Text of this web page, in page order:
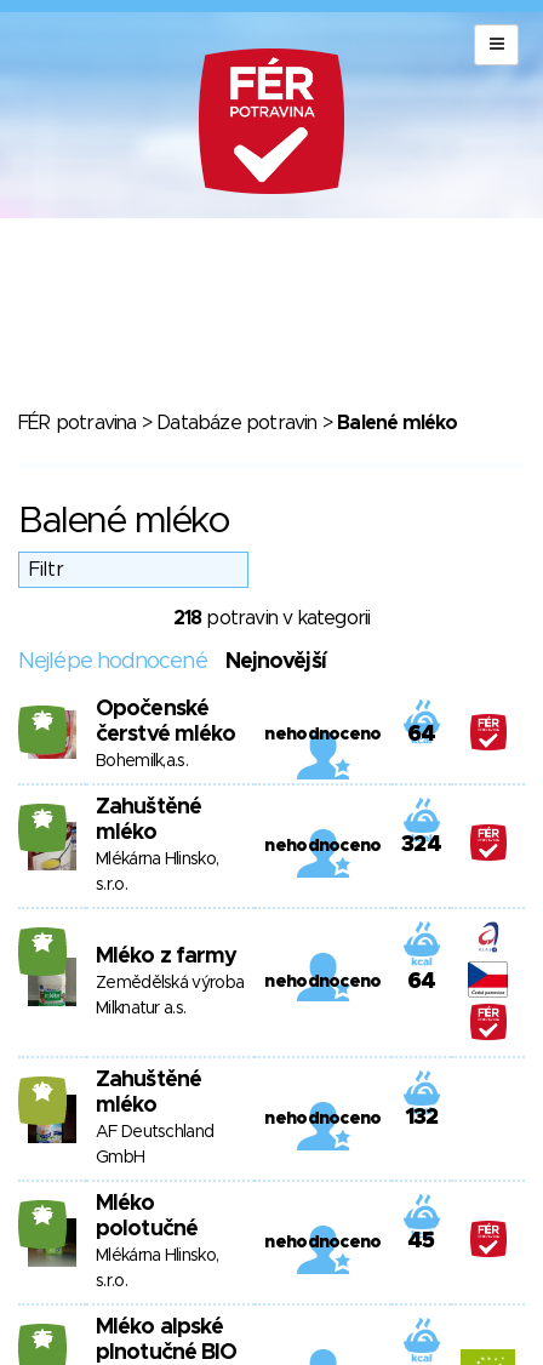
FÉR potravina > Databáze potravin > Balené mléko
Balené mléko
218potravin v kategorii
Nejlépe hodnocené Nejnovější
26
Opočenské
čerstvé mléko
Bohemilk,a.s.
nehodnoceno 64
26
Zahuštěné
mléko
Mlékárna Hlinsko,
s.r.o.
nehodnoceno 324
27
Mléko z farmy
Zemědělská výroba
Milknatur a.s.
nehodnoceno 64
10
Zahuštěné
mléko
AF Deutschland
GmbH
nehodnoceno 132
26
Mléko
polotučné
Mlékárna Hlinsko,
s.r.o.
nehodnoceno 45
25
Mléko alpské
plnotučné BIO